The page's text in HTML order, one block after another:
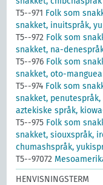
T5--971 Folk som
snakket, inuitspråk,
T5--972 Folk som
snakket, na-
T5--976 Folk som
snakket, oto-
T5--974 Folk som
snakket,
aztekiske språk,
T5--975 Folk som
snakket, siouxspråk,
chumashspråk,
T5--97072
HENVISNINGSTERM